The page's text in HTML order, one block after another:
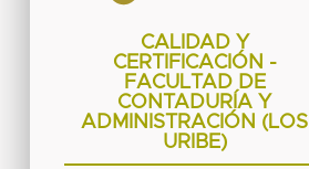
CALIDAD Y
CERTIFICACIÓN -
FACULTAD DE
CONTADURÍA Y
ADMINISTRACIÓN (LOS
URIBE)